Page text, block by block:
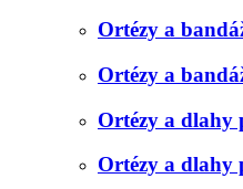
Ortézy a
Ortézy a
Ortézy a
Ortézy a dlahy